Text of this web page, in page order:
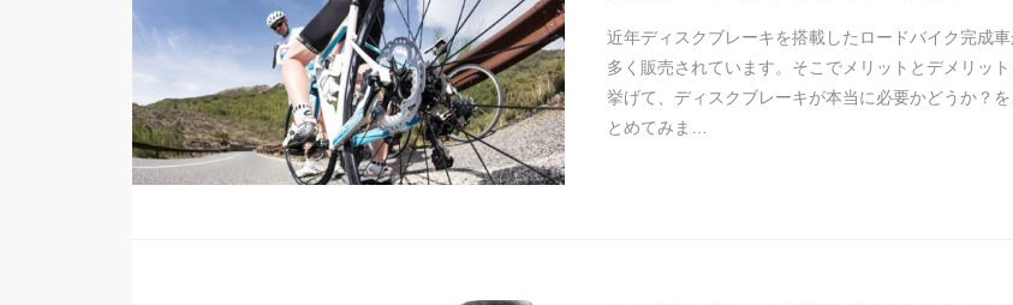
近年ディスクブレーキを搭載したロードバイク完成
多く販売されています。そこでメリットとデメリット
挙げて、ディスクブレーキが本当に必要かどうか？を
とめてみま…